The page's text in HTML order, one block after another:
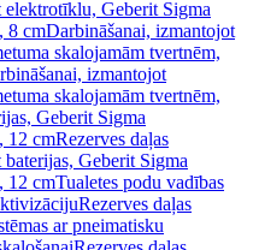
elektrotīklu, Geberit Sigma
8 cmDarbināšanai, izmantojot
skalojamām tvertnēm,
izmantojot
skalojamām tvertnēm,
Geberit Sigma
12 cmRezerves daļas
Geberit Sigma
12 cmTualetes podu vadības
Rezerves daļas
ar pneimatisku